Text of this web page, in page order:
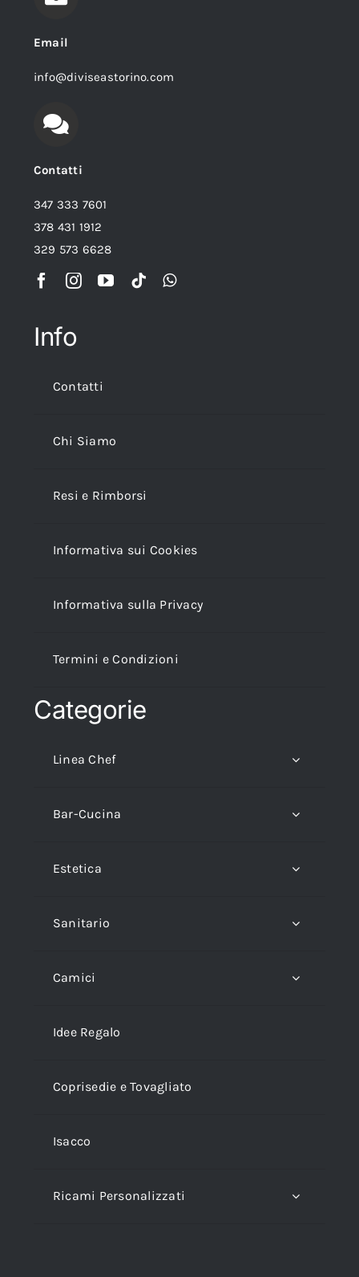
Email
info@diviseastorino.com
Contatti
347 333 7601
378 431 1912
329 573 6628
Info
Contatti
Chi Siamo
Resi e Rimborsi
Informativa sui Cookies
Informativa sulla Privacy
Termini e Condizioni
Categorie
Linea Chef
Bar-Cucina
Estetica
Sanitario
Camici
Idee Regalo
Coprisedie e Tovagliato
Isacco
Ricami Personalizzati